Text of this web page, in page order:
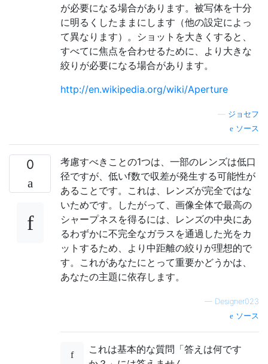
が必要になる場合があります。被写体を十分
に明るくしたままにします（他の設定によっ
て異なります）。ショットを大きくすると、
すべてに焦点を合わせるために、より大きな
絞りが必要になる場合があります。
http://en.wikipedia.org/wiki/Aperture
ジョセフ
ソース
0
考慮すべきことの1つは、一部のレンズは低口
径ですが、低いf数で収差が発生する可能性が
あることです。これは、レンズが完全ではな
いためです。したがって、画像全体で最高の
シャープネスを得るには、レンズの中央にあ
るわずかに不完全なガラスを通過した光をカ
ットするため、より中距離の絞りが理想的で
す。これがあなたにとって重要かどうかは、
あなたの主題に依存します。
— Designer023
ソース
これは基本的な質問「答えは何です